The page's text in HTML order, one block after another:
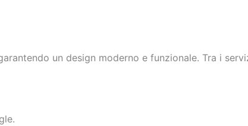
un design moderno e funzionale. Tra i